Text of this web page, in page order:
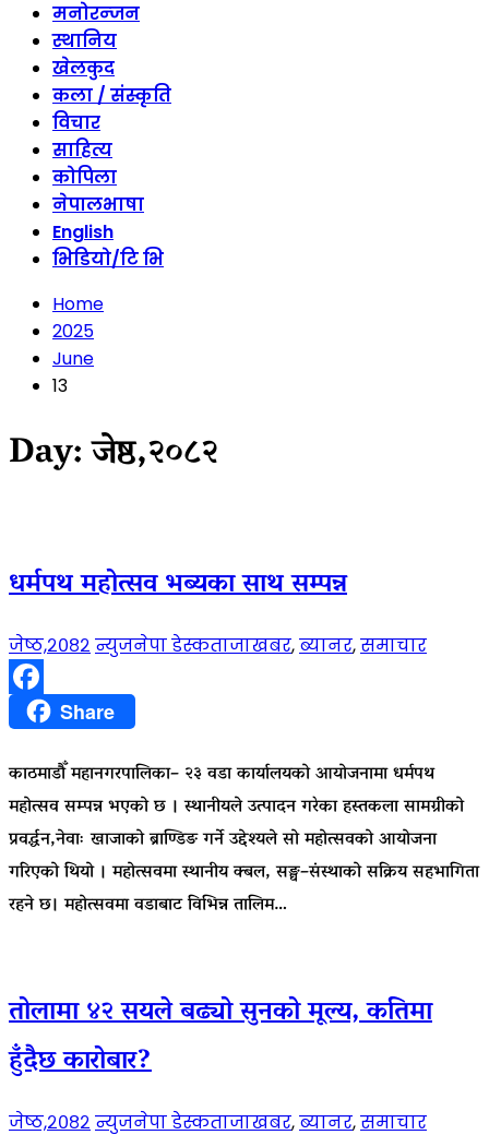
मनोरन्जन
स्थानिय
खेलकुद
कला / संस्कृति
विचार
साहित्य
कोपिला
नेपालभाषा
English
भिडियो/टि भि
Home
2025
June
13
Day:जेष्ठ,२०८२
धर्मपथ महोत्सव भब्यका साथ सम्पन्न
जेष्ठ,२०८२ न्युजनेपा डेस्कताजाखबर,ब्यानर,समाचार
FacebookShare
काठमाडौँ महानगरपालिका– २३ वडा कार्यालयको आयोजनामा धर्मपथ
महोत्सव सम्पन्न भएको छ । स्थानीयले उत्पादन गरेका हस्तकला सामग्रीको
प्रवर्द्धन,नेवाः खाजाको ब्राण्डिङ गर्ने उद्देश्यले सो महोत्सवको आयोजना
गरिएको थियो । महोत्सवमा स्थानीय क्बल, सङ्घ–संस्थाको सक्रिय सहभागिता
रहने छ। महोत्सवमा वडाबाट विभिन्न तालिम…
तोलामा ४२ सयले बढ्यो सुनको मूल्य, कतिमा
हुँदैछ कारोबार?
जेष्ठ,२०८२ न्युजनेपा डेस्कताजाखबर,ब्यानर,समाचार